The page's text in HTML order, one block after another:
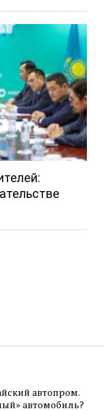
автопром.
автомобиль?